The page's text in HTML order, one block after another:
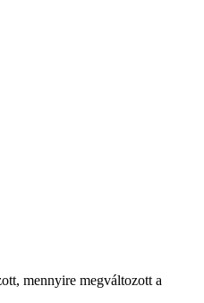
mennyire megváltozott a